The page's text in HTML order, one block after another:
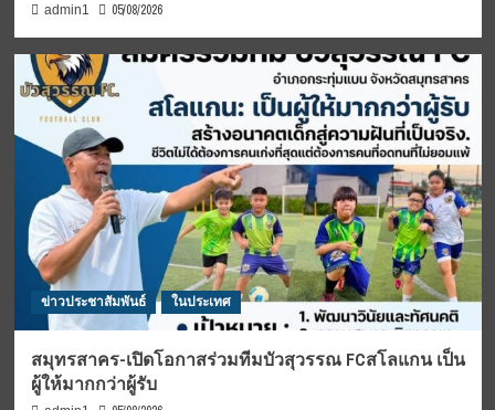
admin1 05/08/2026
ข่าวประชาสัมพันธ์ ในประเทศ
สมุทรสาคร-เปิดโอกาสร่วมทีมบัวสุวรรณ FCสโลแกน เป็น
ผู้ให้มากกว่าผู้รับ